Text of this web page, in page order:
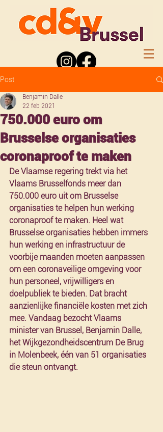
Post
750.000 euro om
Brusselse organisaties
coronaproof te maken
Benjamin Dalle
22 feb 2021
De Vlaamse regering trekt via het
Vlaams Brusselfonds meer dan
750.000 euro uit om Brusselse
organisaties te helpen hun werking
coronaproof te maken. Heel wat
Brusselse organisaties hebben immers
hun werking en infrastructuur de
voorbije maanden moeten aanpassen
om een coronaveilige omgeving voor
hun personeel, vrijwilligers en
doelpubliek te bieden. Dat bracht
aanzienlijke financiële kosten met zich
mee. Vandaag bezocht Vlaams
minister van Brussel, Benjamin Dalle,
het Wijkgezondheidscentrum De Brug
in Molenbeek, één van 51 organisaties
die steun ontvangt.